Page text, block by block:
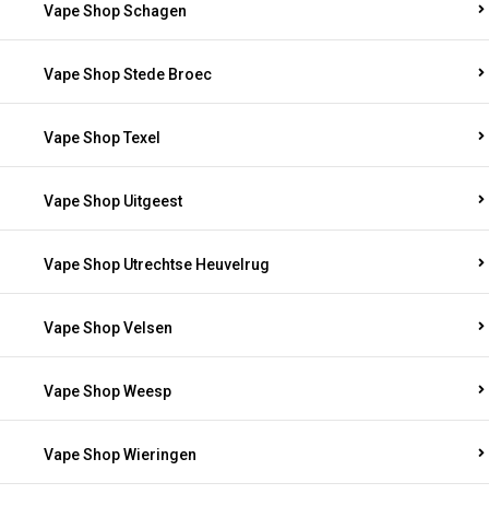
Vape Shop Schagen
Vape Shop Stede Broec
Vape Shop Texel
Vape Shop Uitgeest
Vape Shop Utrechtse Heuvelrug
Vape Shop Velsen
Vape Shop Weesp
Vape Shop Wieringen